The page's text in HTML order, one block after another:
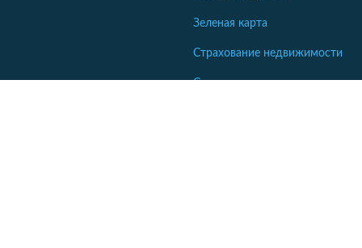
Зеленая карта
Страхование недвижимости
Страхование туристов